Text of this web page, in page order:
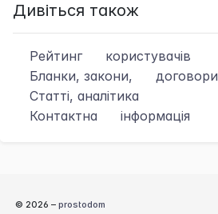
Дивіться також
Рейтинг
користувачів
Бланки, закони,
договори
Статті, аналітика
Контактна
інформація
© 2026 – prostodom